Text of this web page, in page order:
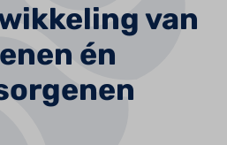
van
én